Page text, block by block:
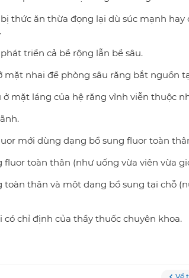
thức ăn thừa đọng lại dù súc mạnh hay
triển cả bề rộng lẫn bề sâu.
nhai để phòng sâu răng bắt nguồn
ở mặt láng của hệ răng vĩnh viễn thuộc
mới dùng dạng bổ sung fluor toàn
toàn thân (như uống vừa viên vừa
thân và một dạng bổ sung tại chỗ
chỉ định của thầy thuốc chuyên khoa.